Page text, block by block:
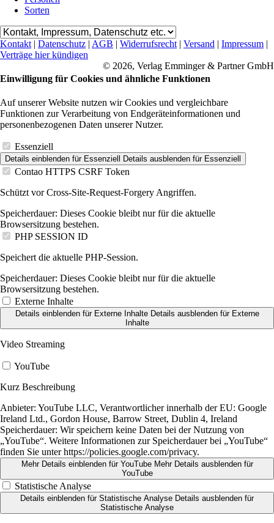
Sorten
Kontakt | Datenschutz | AGB | Widerrufsrecht | Versand | Impressum |
Verträge hier kündigen
© 2026, Verlag Emminger & Partner GmbH
Einwilligung für Cookies und ähnliche Funktionen
Auf unserer Website nutzen wir Cookies und vergleichbare
Funktionen zur Verarbeitung von Endgeräteinformationen und
personenbezogenen Daten unserer Nutzer.
Essenziell
Details einblenden für Essenziell Details ausblenden für Essenziell
Contao HTTPS CSRF Token
Schützt vor Cross-Site-Request-Forgery Angriffen.
Speicherdauer: Dieses Cookie bleibt nur für die aktuelle
Browsersitzung bestehen.
PHP SESSION ID
Speichert die aktuelle PHP-Session.
Speicherdauer: Dieses Cookie bleibt nur für die aktuelle
Browsersitzung bestehen.
Externe Inhalte
Details einblendenfür Externe Inhalte Details ausblendenfür Externe
Inhalte
Video Streaming
YouTube
Kurz Beschreibung
Anbieter: YouTube LLC, Verantwortlicher innerhalb der EU: Google
Ireland Ltd., Gordon House, Barrow Street, Dublin 4, Ireland
Speicherdauer: Wir speichern keine Daten bei der Nutzung von
„YouTube“. Weitere Informationen zur Speicherdauer bei „YouTube“
finden Sie unter https://policies.google.com/privacy.
Mehr Details einblendenfür YouTube Mehr Details ausblendenfür
YouTube
Statistische Analyse
Details einblenden für Statistische Analyse Details ausblenden für
Statistische Analyse